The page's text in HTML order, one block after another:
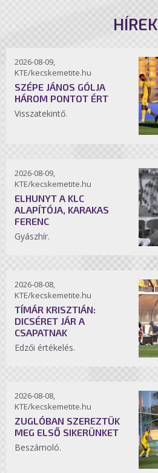
HÍREK
2026-08-09,
KTE/kecskemetite.hu
SZÉPE JÁNOS GÓLJA
HÁROM PONTOT ÉRT
Visszatekintő.
2026-08-09,
KTE/kecskemetite.hu
ELHUNYT A KLC
ALAPÍTÓJA, KARAKAS
FERENC
Gyászhír.
2026-08-08,
KTE/kecskemetite.hu
TÍMÁR KRISZTIÁN:
DICSÉRET JÁR A
CSAPATNAK
Edzői értékelés.
2026-08-08,
KTE/kecskemetite.hu
ZUGLÓBAN SZEREZTÜK
MEG ELSŐ SIKERÜNKET
Beszámoló.